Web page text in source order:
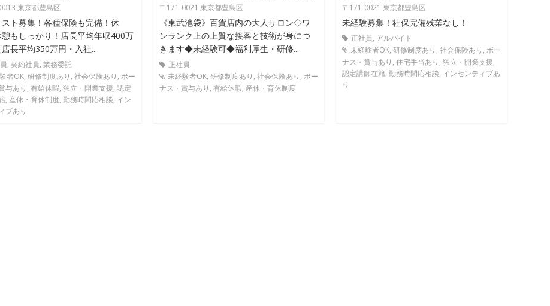
東京都豊島区
ト募集！各種保険も完備！休
もしっかり！店長平均年収400万
長平均350万円・入社...
, 契約社員, 業務委託
者OK, 研修制度あり, 社会保険あり, ボー
与あり, 有給休暇, 独立・開業支援, 認定
, 産休・育休制度, 勤務時間応相談, イン
ブあり
〒171-0021 東京都豊島区
《東武池袋》百貨店内の大人サロン◇ワ
ンランク上の上質な接客と技術が身につ
きます◆未経験可◆福利厚生・研修...
正社員
未経験者OK, 研修制度あり, 社会保険あり, ボー
ナス・賞与あり, 有給休暇, 産休・育休制度
〒171-0021 東京都豊島区
未経験募集！社保完備残業なし！
正社員, アルバイト
未経験者OK, 研修制度あり, 社会保険あり, ボー
ナス・賞与あり, 住宅手当あり, 独立・開業支援,
認定講師在籍, 勤務時間応相談, インセンティブあ
り